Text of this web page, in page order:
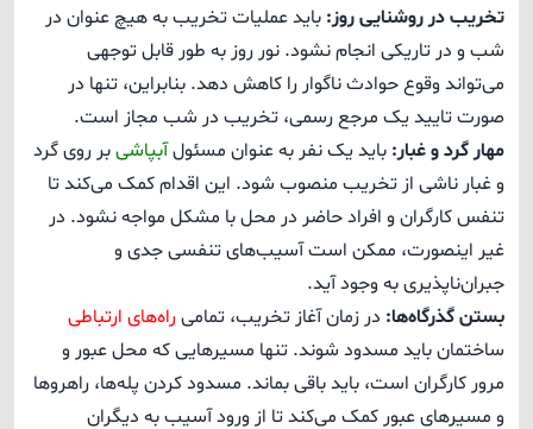
تخریب در روشنایی روز: باید عملیات تخریب به هیچ عنوان در
شب و در تاریکی انجام نشود. نور روز به طور قابل توجهی
می‌تواند وقوع حوادث ناگوار را کاهش دهد. بنابراین، تنها در
صورت تایید یک مرجع رسمی، تخریب در شب مجاز است.
مهار گرد و غبار: باید یک نفر به عنوان مسئولآبپاشیبر روی گرد
و غبار ناشی از تخریب منصوب شود. این اقدام کمک می‌کند تا
تنفس کارگران و افراد حاضر در محل با مشکل مواجه نشود. در
غیر اینصورت، ممکن است آسیب‌های تنفسی جدی و
جبران‌ناپذیری به وجود آید.
بستن گذرگاه‌ها: در زمان آغاز تخریب، تمامیراه‌های ارتباطی
ساختمان باید مسدود شوند. تنها مسیرهایی که محل عبور و
مرور کارگران است، باید باقی بماند. مسدود کردن پله‌ها، راهروها
و مسیرهای عبور کمک می‌کند تا از ورود آسیب به دیگران